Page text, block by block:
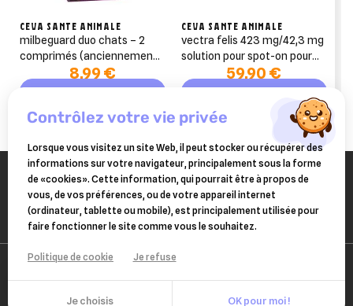
CEVA SANTE ANIMALE
milbeguard duo chats – 2
comprimés (anciennement
milbactor)8,99 €
Ajouter au panier
CEVA SANTE ANIMALE
vectra felis 423 mg/42,3 mg
solution pour spot-on pour
chats 12 pipettes
59,90 €
Ajouter au panier
contrôlez votre vie privée
Lorsque vous visitez un site Web, il peut stocker ou récupérer des
informations sur votre navigateur, principalement sous la forme
de «cookies». Cette information, qui pourrait être à propos de
vous, de vos préférences, ou de votre appareil internet
(ordinateur, tablette ou mobile), est principalement utilisée pour
faire fonctionner le site comme vous le souhaitez.
Politique de cookie Je refuse
Je choisis OK pour moi !